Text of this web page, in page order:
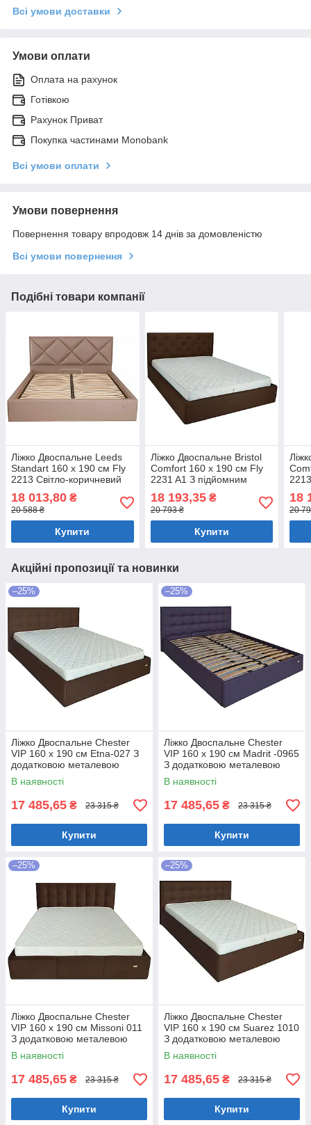
Всі умови доставки
Умови оплати
Оплата на рахунок
Готівкою
Рахунок Приват
Покупка частинами Monobank
Всі умови оплати
Умови повернення
Повернення товару впродовж 14 днів за домовленістю
Всі умови повернення
Подібні товари компанії
Ліжко Двоспальне Leeds
Standart 160 х 190 см Fly
2213 Світло-коричневий
18 013,80 ₴
20 588 ₴
Купити
Ліжко Двоспальне Bristol
Comfort 160 х 190 см Fly
2231 A1 З підйомним
механізмом та нішою для
білизни Темно-коричневий
18 193,35₴
20 793 ₴
Купити
18
20
Акційні пропозиції та новинки
–25%
Ліжко Двоспальне Chester
VIP 160 х 190 см Etna-027 З
додатковою металевою
цільнозварною рамою
Коричневий
В наявності
17 485,65 ₴ 23 315 ₴
Купити
–25%
Ліжко Двоспальне Chester
VIP 160 х 190 см Madrit -0965
З додатковою металевою
цільнозварною рамою
Фіолетовий
В наявності
17 485,65 ₴ 23 315 ₴
Купити
–25%
Ліжко Двоспальне Chester
VIP 160 х 190 см Missoni 011
З додатковою металевою
цільнозварною рамою
Темно-коричневий
В наявності
17 485,65 ₴ 23 315 ₴
Купити
–25%
Ліжко Двоспальне Chester
VIP 160 х 190 см Suarez 1010
З додатковою металевою
цільнозварною рамою
Коричневий
В наявності
17 485,65 ₴ 23 315 ₴
Купити